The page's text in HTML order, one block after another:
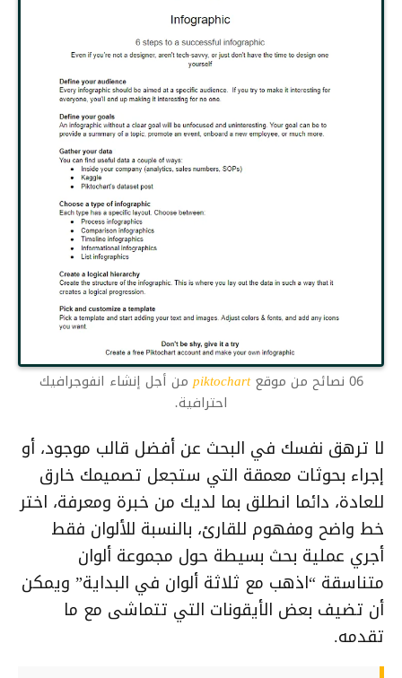
06 نصائح من موقع piktochartمن أجل إنشاء انفوجرافيك
احترافية.
لا ترهق نفسك في البحث عن أفضل قالب موجود، أو
إجراء بحوثات معمقة التي ستجعل تصميمك خارق
للعادة، دائما انطلق بما لديك من خبرة ومعرفة، اختر
خط واضح ومفهوم للقارئ، بالنسبة للألوان فقط
أجري عملية بحث بسيطة حول مجموعة ألوان
متناسقة “اذهب مع ثلاثة ألوان في البداية” ويمكن
أن تضيف بعض الأيقونات التي تتماشى مع ما
تقدمه.